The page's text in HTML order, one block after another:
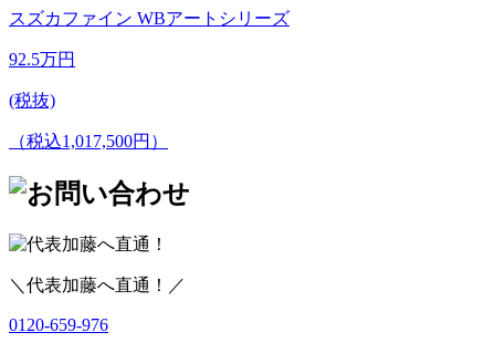
スズカファイン WBアートシリーズ
92.5万円
(税抜)
（税込1,017,500円）
＼代表加藤へ直通！／
0120-659-976